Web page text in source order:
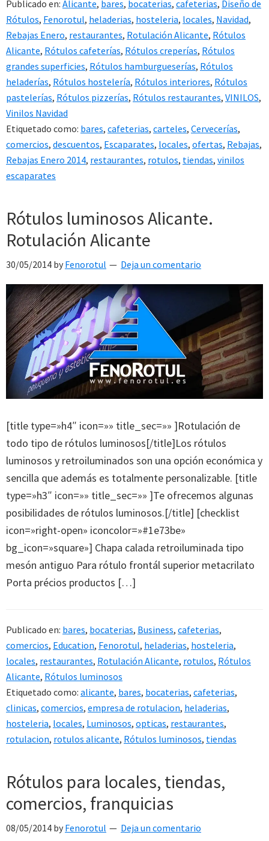
Publicado en: Alicante, bares, bocaterias, cafeterias, Diseño de
Rótulos, Fenorotul, heladerias, hosteleria, locales, Navidad,
Rebajas Enero, restaurantes, Rotulación Alicante, Rótulos
Alicante, Rótulos cafeterías, Rótulos creperías, Rótulos
grandes superficies, Rótulos hamburgueserías, Rótulos
heladerías, Rótulos hostelería, Rótulos interiores, Rótulos
pastelerías, Rótulos pizzerías, Rótulos restaurantes, VINILOS,
Vinilos Navidad
Etiquetado como: bares, cafeterias, carteles, Cervecerías,
comercios, descuentos, Escaparates, locales, ofertas, Rebajas,
Rebajas Enero 2014, restaurantes, rotulos, tiendas, vinilos
escaparates
Rótulos luminosos Alicante.
Rotulación Alicante
30/05/2014 by Fenorotul Deja un comentario
[title type=»h4″ icon=»» title_sec=»» ]Rotulación de
todo tipo de rótulos luminosos[/title]Los rótulos
luminosos y retroiluminados son una opción económica y
sencilla que además es totalmente personalizable. [title
type=»h3″ icon=»» title_sec=»» ]Te ofrecemos algunas
posibilidades de rótulos luminosos.[/title] [checklist
icon=»right-open» iconcolor=»#1e73be»
bg_icon=»square»] Chapa calada retroiluminada tipo
mesón antiguo Para rótulo frontál superior metacrilato
Porta précios productos […]
Publicado en: bares, bocaterias, Business, cafeterias,
comercios, Education, Fenorotul, heladerias, hosteleria,
locales, restaurantes, Rotulación Alicante, rotulos, Rótulos
Alicante, Rótulos luminosos
Etiquetado como: alicante, bares, bocaterias, cafeterias,
clinicas, comercios, empresa de rotulacion, heladerias,
hosteleria, locales, Luminosos, opticas, restaurantes,
rotulacion, rotulos alicante, Rótulos luminosos, tiendas
Rótulos para locales, tiendas,
comercios, franquicias
08/05/2014 by Fenorotul Deja un comentario